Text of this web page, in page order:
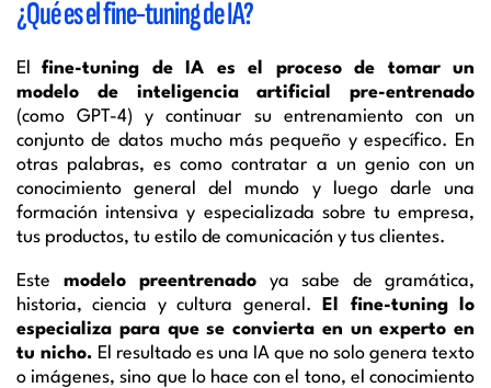
¿Qué es el fine-tuning de IA?
Elfine-tuning de IA es el proceso de tomar un
modelo de inteligencia artificial pre-entrenado
(como GPT-4) y continuar su entrenamiento con un
conjunto de datos mucho más pequeño y específico. En
otras palabras, es como contratar a un genio con un
conocimiento general del mundo y luego darle una
formación intensiva y especializada sobre tu empresa,
tus productos, tu estilo de comunicación y tus clientes.
Este modelo preentrenado ya sabe de gramática,
historia, ciencia y cultura general.
El fine-tuning lo
especializa para que se convierta en un experto en
tu nicho. El resultado es una IA que no solo genera texto
o imágenes, sino que lo hace con el tono, el conocimiento